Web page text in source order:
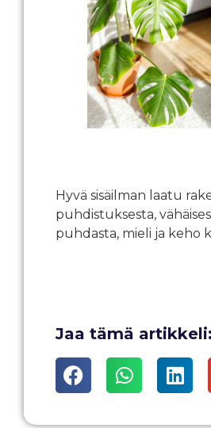
Hyvä sisäilman laatu
puhdistuksesta,
puhdasta, mieli ja keho
Jaa tämä artikkeli: